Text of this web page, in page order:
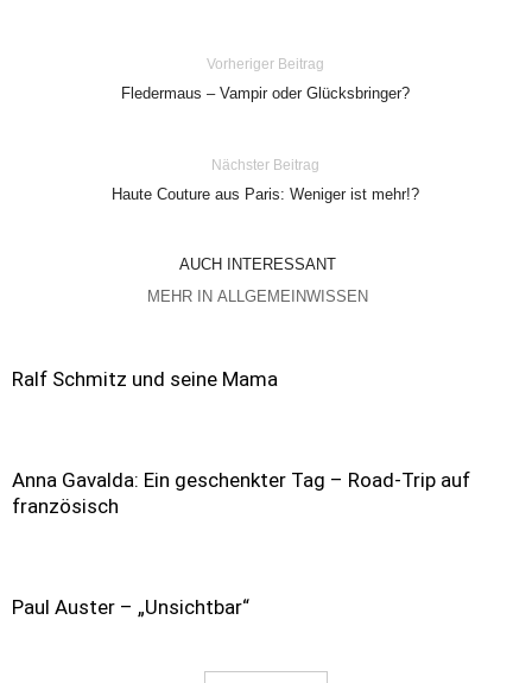
Vorheriger Beitrag
Fledermaus – Vampir oder Glücksbringer?
Nächster Beitrag
Haute Couture aus Paris: Weniger ist mehr!?
AUCH INTERESSANT
MEHR IN ALLGEMEINWISSEN
Ralf Schmitz und seine Mama
Anna Gavalda: Ein geschenkter Tag – Road-Trip auf
französisch
Paul Auster – „Unsichtbar“